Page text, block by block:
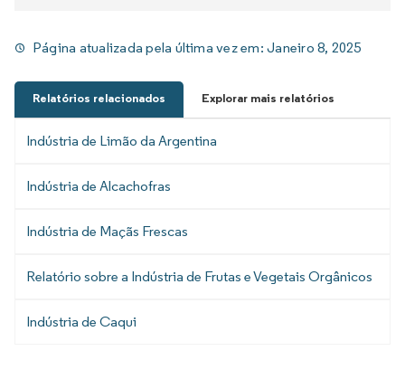
Página atualizada pela última vez em:Janeiro 8, 2025
Relatórios relacionados Explorar mais relatórios
Indústria de Limão da Argentina
Indústria de Alcachofras
Indústria de Maçãs Frescas
Relatório sobre a Indústria de Frutas e Vegetais Orgânicos
Indústria de Caqui